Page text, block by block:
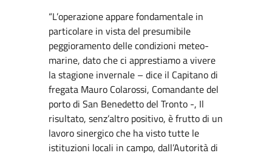
“L’operazione appare fondamentale in
particolare in vista del presumibile
peggioramento delle condizioni meteo-
marine, dato che ci apprestiamo a vivere
la stagione invernale – dice il Capitano di
fregata Mauro Colarossi, Comandante del
porto di San Benedetto del Tronto -, Il
risultato, senz’altro positivo, è frutto di un
lavoro sinergico che ha visto tutte le
istituzioni locali in campo, dall’Autorità di